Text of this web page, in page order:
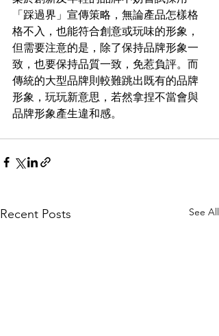
「踩過界」宣傳策略，無論產品怎樣格
格不入，也能符合創意或玩味的形象，
但需要注意的是，除了保持品牌形象一
致，也要保持品質一致，免惹負評。而
傳統的大型品牌則較難跳出既有的品牌
形象，玩玩新意思，若然拿捏不當會與
品牌形象產生違和感。
Recent Posts See All